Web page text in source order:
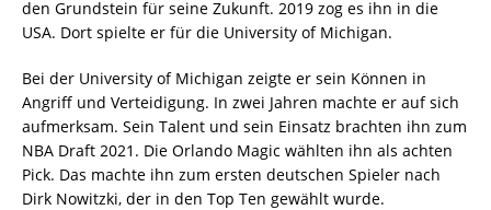
den Grundstein für seine Zukunft. 2019 zog es ihn in die
USA. Dort spielte er für die University of Michigan.
Bei der University of Michigan zeigte er sein Können in
Angriff und Verteidigung. In zwei Jahren machte er auf sich
aufmerksam. Sein Talent und sein Einsatz brachten ihn zum
NBA Draft 2021. Die Orlando Magic wählten ihn als achten
Pick. Das machte ihn zum ersten deutschen Spieler nach
Dirk Nowitzki, der in den Top Ten gewählt wurde.